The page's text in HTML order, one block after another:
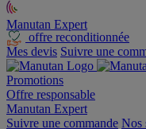
Manutan Expert
offre reconditionnée
Mes devis Suivre une
Promotions
Offre responsable
Manutan Expert
Suivre une commande Nos